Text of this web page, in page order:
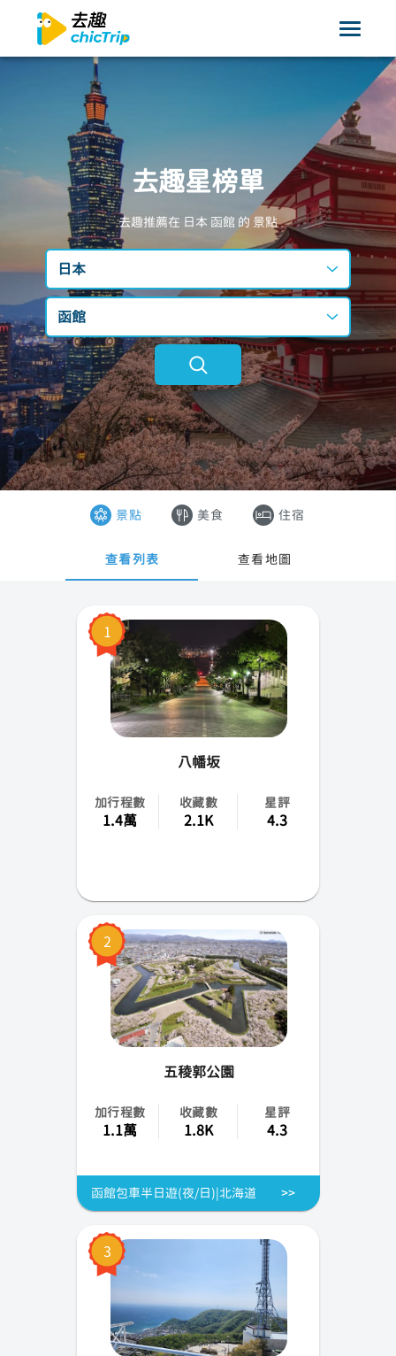
去趣星榜單
去趣推薦在 日本 函館 的 景點
日本
台灣
日本
韓國
香港
澳門
函館
不限區域
東京
大阪
沖繩
仙台
靜岡
北海道
景點 美食 住宿
查看列表 查看地圖
1
八幡坂
加行程數
1.4萬
收藏數
2.1K
星評
4.3
2
五稜郭公園
加行程數
1.1萬
收藏數
1.8K
星評
4.3
函館包車半日遊(夜/日)|北海道
3